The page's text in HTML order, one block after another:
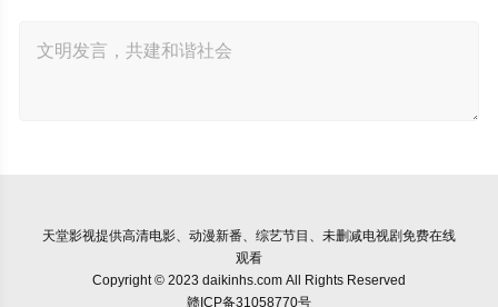
天堂影视提供高清电影、动漫新番、综艺节目、未删减电视剧免费在线
观看
Copyright © 2023 daikinhs.com All Rights Reserved
赣ICP备31058770号